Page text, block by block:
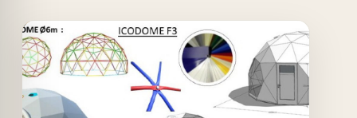
Offer!
Quick View